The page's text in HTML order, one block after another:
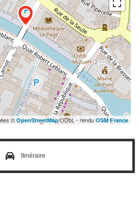
©OpenStreetMap/ODbL - rendu OSM France
Itinéraire